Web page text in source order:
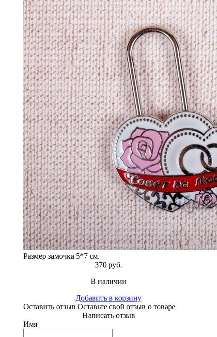
Размер замочка 5*7 см.
370 руб.
В наличии
Добавить в корзину
Оставить отзыв Оставьте свой отзыв о товаре
Написать отзыв
Имя